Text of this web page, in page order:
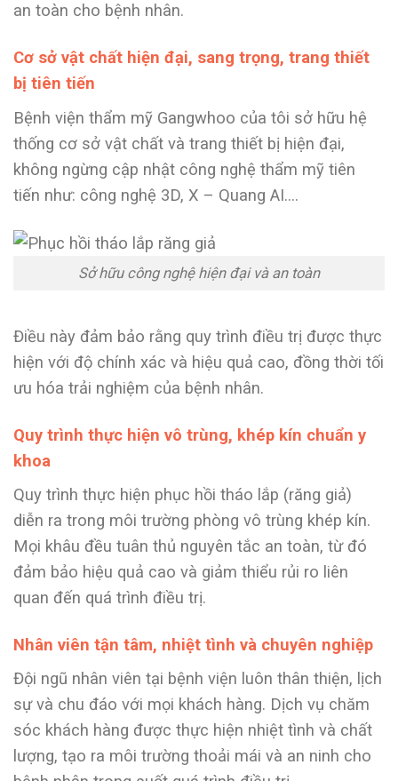
an toàn cho bệnh nhân.
Cơ sở vật chất hiện đại, sang trọng, trang thiết
bị tiên tiến
Bệnh viện thẩm mỹ Gangwhoo của tôi sở hữu hệ
thống cơ sở vật chất và trang thiết bị hiện đại,
không ngừng cập nhật công nghệ thẩm mỹ tiên
tiến như: công nghệ 3D, X – Quang AI….
Sở hữu công nghệ hiện đại và an toàn
Điều này đảm bảo rằng quy trình điều trị được thực
hiện với độ chính xác và hiệu quả cao, đồng thời tối
ưu hóa trải nghiệm của bệnh nhân.
Quy trình thực hiện vô trùng, khép kín chuẩn y
khoa
Quy trình thực hiện phục hồi tháo lắp (răng giả)
diễn ra trong môi trường phòng vô trùng khép kín.
Mọi khâu đều tuân thủ nguyên tắc an toàn, từ đó
đảm bảo hiệu quả cao và giảm thiểu rủi ro liên
quan đến quá trình điều trị.
Nhân viên tận tâm, nhiệt tình và chuyên nghiệp
Đội ngũ nhân viên tại bệnh viện luôn thân thiện, lịch
sự và chu đáo với mọi khách hàng. Dịch vụ chăm
sóc khách hàng được thực hiện nhiệt tình và chất
lượng, tạo ra môi trường thoải mái và an ninh cho